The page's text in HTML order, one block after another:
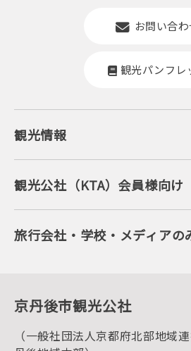
お問い合わ
観光パンフレ
観光情報
京丹後について
ジオパークの絶景
キャンプ・グランピング
自然景観
旬の食
フルーツ
美術館・資料館
観光
海水浴
キャンプ
お宿探し
観光公社（KTA）会員様向け
KTA会員コミュニティ
会員向けサービス
KTAニュースレター
会員加入・会員情報（会員規程
旅行会社・学校・メディアの
プレスリリース
京丹後市観光公社
（一般社団法人京都府北部地